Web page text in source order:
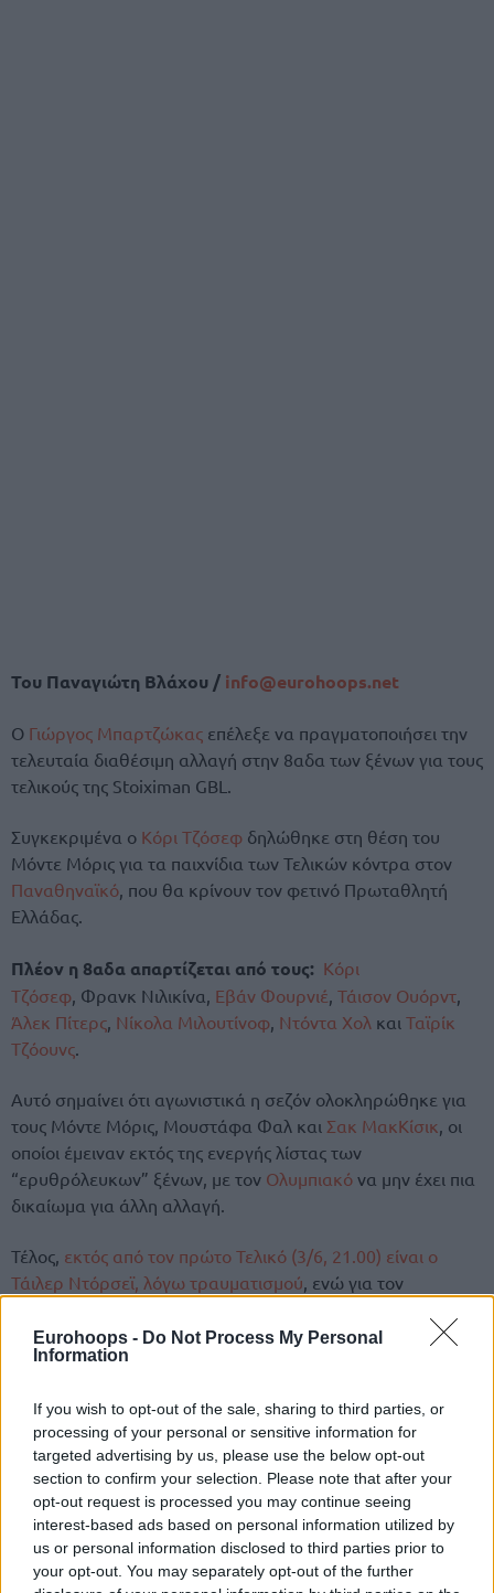
Eurohoops - Do Not Process My Personal
Information
If you wish to opt-out of the sale, sharing to third parties, or
processing of your personal or sensitive information for
targeted advertising by us, please use the below opt-out
section to confirm your selection. Please note that after your
opt-out request is processed you may continue seeing
interest-based ads based on personal information utilized by
us or personal information disclosed to third parties prior to
your opt-out. You may separately opt-out of the further
Του Παναγιώτη Βλάχου / info@eurohoops.net
Ο Γιώργος Μπαρτζώκας επέλεξε να πραγματοποιήσει την
τελευταία διαθέσιμη αλλαγή στην 8αδα των ξένων για τους
τελικούς της Stoiximan GBL.
Συγκεκριμένα ο Κόρι Τζόσεφ δηλώθηκε στη θέση του
Μόντε Μόρις για τα παιχνίδια των Τελικών κόντρα στον
Παναθηναϊκό, που θα κρίνουν τον φετινό Πρωταθλητή
Ελλάδας.
Πλέον η 8αδα απαρτίζεται από τους: Κόρι
Τζόσεφ , Φρανκ Νιλικίνα, Εβάν Φουρνιέ Τάισον Ουόρντ
Άλεκ Πίτερς Νίκολα Μιλουτίνοφ Ντόντα Χολ και Ταϊρίκ
Τζόουνς
Αυτό σημαίνει ότι αγωνιστικά η σεζόν ολοκληρώθηκε για
τους Μόντε Μόρις, Μουστάφα Φαλ και Σακ ΜακΚίσικ , οι
οποίοι έμειναν εκτός της ενεργής λίστας των
“ερυθρόλευκων” ξένων, με τον Ολυμπιακό να μην έχει πια
δικαίωμα για άλλη αλλαγή.
Τέλος, εκτός από τον πρώτο Τελικό (3/6, 21.00) είναι ο
Τάιλερ Ντόρσεϊ, λόγω τραυματισμού , ενώ για τον
Μάριους Γκριγκόνις. στην 8αδα των ξένων.